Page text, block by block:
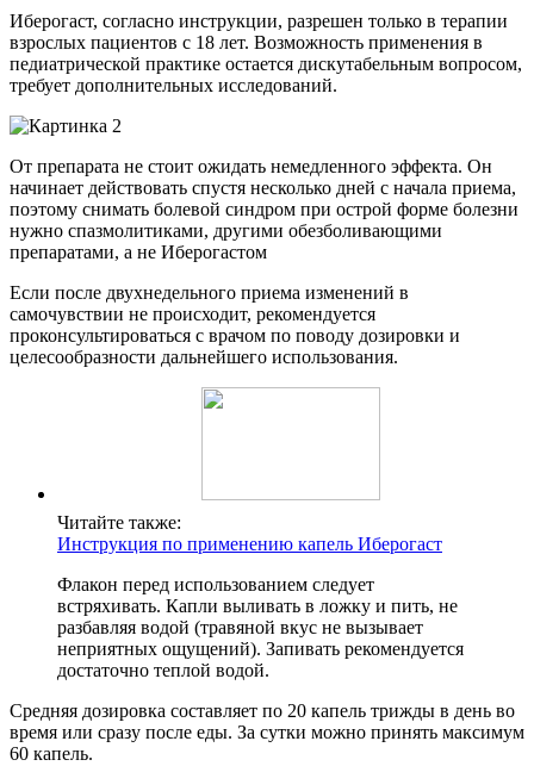
Иберогаст, согласно инструкции, разрешен только в терапии
взрослых пациентов с 18 лет. Возможность применения в
педиатрической практике остается дискутабельным вопросом,
требует дополнительных исследований.
От препарата не стоит ожидать немедленного эффекта. Он
начинает действовать спустя несколько дней с начала приема,
поэтому снимать болевой синдром при острой форме болезни
нужно спазмолитиками, другими обезболивающими
препаратами, а не Иберогастом
Если после двухнедельного приема изменений в
самочувствии не происходит, рекомендуется
проконсультироваться с врачом по поводу дозировки и
целесообразности дальнейшего использования.
Читайте также:
Инструкция по применению капель Иберогаст
Флакон перед использованием следует
встряхивать. Капли выливать в ложку и пить, не
разбавляя водой (травяной вкус не вызывает
неприятных ощущений). Запивать рекомендуется
достаточно теплой водой.
Средняя дозировка составляет по 20 капель трижды в день во
время или сразу после еды. За сутки можно принять максимум
60 капель.